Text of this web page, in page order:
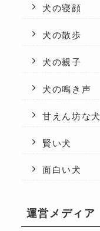
犬の寝顔
犬の散歩
犬の親子
犬の鳴き声
甘えん坊な犬
賢い犬
面白い犬
運営メディア